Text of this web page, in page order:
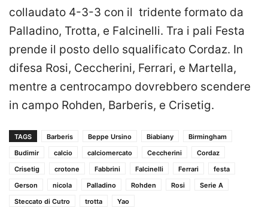
collaudato 4-3-3 con il tridente formato da
Palladino, Trotta, e Falcinelli. Tra i pali Festa
prende il posto dello squalificato Cordaz. In
difesa Rosi, Ceccherini, Ferrari, e Martella,
mentre a centrocampo dovrebbero scendere
in campo Rohden, Barberis, e Crisetig.
TAGS Barberis Beppe Ursino Biabiany
Birmingham
Budimir
calcio calciomercato Ceccherini
Cordaz
Crisetig
crotone Fabbrini Falcinelli Ferrari
festa
Gerson
nicola Palladino Rohden Rosi
Serie A
Steccato di Cutro
trotta Yao